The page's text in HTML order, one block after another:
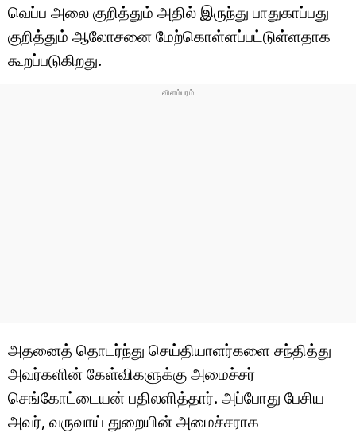
வெப்ப அலை குறித்தும் அதில் இருந்து பாதுகாப்பது
குறித்தும் ஆலோசனை மேற்கொள்ளப்பட்டுள்ளதாக
கூறப்படுகிறது.
அதனைத் தொடர்ந்து செய்தியாளர்களை சந்தித்து
அவர்களின் கேள்விகளுக்கு அமைச்சர்
செங்கோட்டையன் பதிலளித்தார். அப்போது பேசிய
அவர், வருவாய் துறையின் அமைச்சராக